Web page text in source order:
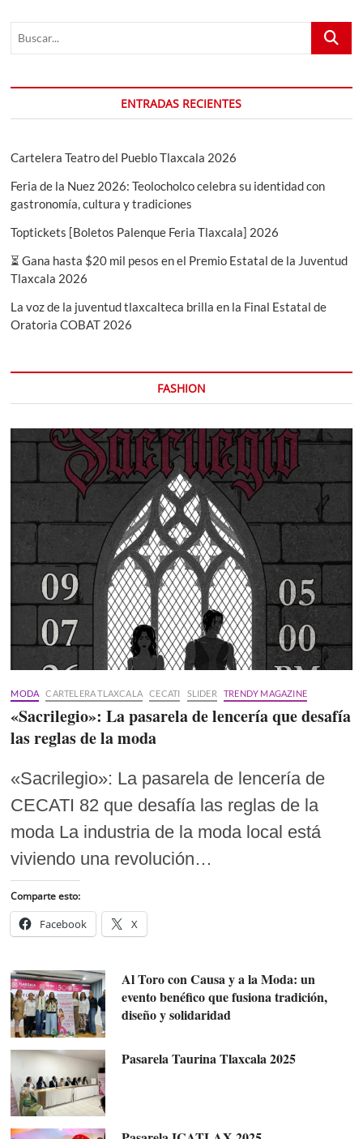
Buscar...
ENTRADAS RECIENTES
Cartelera Teatro del Pueblo Tlaxcala 2026
Feria de la Nuez 2026: Teolocholco celebra su identidad con
gastronomía, cultura y tradiciones
Toptickets [Boletos Palenque Feria Tlaxcala] 2026
⏳ Gana hasta $20 mil pesos en el Premio Estatal de la Juventud
Tlaxcala 2026
La voz de la juventud tlaxcalteca brilla en la Final Estatal de
Oratoria COBAT 2026
FASHION
MODA CARTELERA TLAXCALA CECATI SLIDER TRENDY MAGAZINE
«Sacrilegio»: La pasarela de lencería que desafía
las reglas de la moda
«Sacrilegio»: La pasarela de lencería de
CECATI 82 que desafía las reglas de la
moda La industria de la moda local está
viviendo una revolución…
Comparte esto:
Facebook X
Al Toro con Causa y a la Moda: un
evento benéfico que fusiona tradición,
diseño y solidaridad
Pasarela Taurina Tlaxcala 2025